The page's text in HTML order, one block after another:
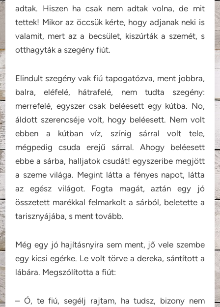
adtak. Hiszen ha csak nem adtak volna, de mit
tettek! Mikor az öccsük kérte, hogy adjanak neki is
valamit, mert az a becsület, kiszúrták a szemét, s
otthagyták a szegény fiút.
Elindult szegény vak fiú tapogatózva, ment jobbra,
balra, eléfelé, hátrafelé, nem tudta szegény:
merrefelé, egyszer csak beléesett egy kútba. No,
áldott szerencséje volt, hogy beléesett. Nem volt
ebben a kútban víz, színig sárral volt tele,
mégpedig csuda erejű sárral. Ahogy beléesett
ebbe a sárba, halljatok csudát! egyszeribe megjött
a szeme világa. Megint látta a fényes napot, látta
az egész világot. Fogta magát, aztán egy jó
összetett marékkal felmarkolt a sárból, beletette a
tarisznyájába, s ment tovább.
Még egy jó hajításnyira sem ment, jő vele szembe
egy kicsi egérke. Le volt törve a dereka, sántított a
lábára. Megszólította a fiút:
– Ó, te fiú, segélj rajtam, ha tudsz, bizony nem